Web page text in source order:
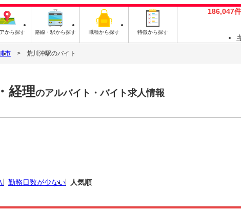
から探す 路線・駅から探す 職種から探す 特徴から探す
186,047件
市 荒川沖駅のバイト
経理のアルバイト・バイト求人情報
勤務日数が少ない 人気順